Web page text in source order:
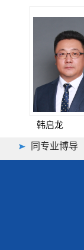
韩启龙
同专业博导